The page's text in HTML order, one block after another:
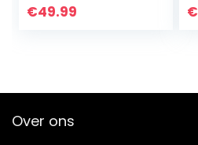
001, Lichtgroen
€49.99 €
Over ons